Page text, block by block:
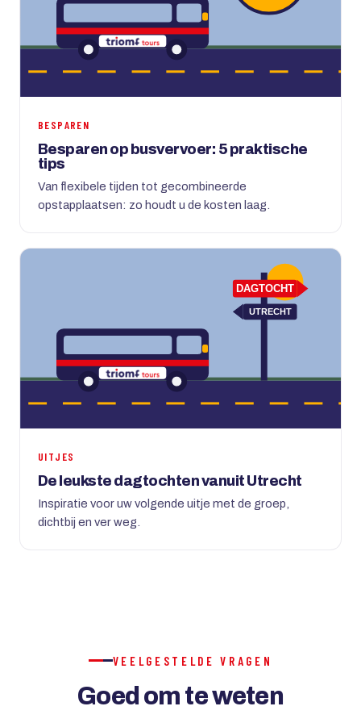
BESPAREN
Besparen op busvervoer: 5 praktische
tips
Van flexibele tijden tot gecombineerde
opstapplaatsen: zo houdt u de kosten laag.
UITJES
De leukste dagtochten vanuit Utrecht
Inspiratie voor uw volgende uitje met de groep,
dichtbij en ver weg.
VEELGESTELDE VRAGEN
Goed om te weten